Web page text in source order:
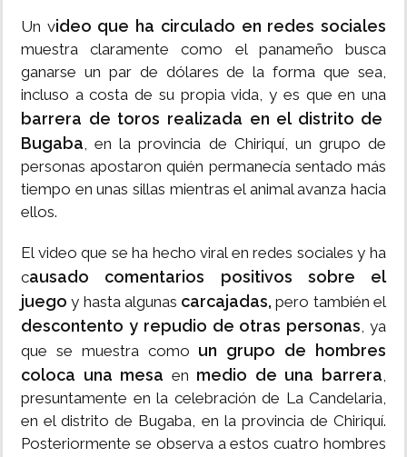
Un video que ha circulado en redes sociales
muestra claramente como el panameño busca
ganarse un par de dólares de la forma que sea,
incluso a costa de su propia vida, y es que en una
barrera de toros realizada en el distrito de
Bugaba, en la provincia de Chiriquí, un grupo de
personas apostaron quién permanecía sentado más
tiempo en unas sillas mientras el animal avanza hacia
ellos.
El video que se ha hecho viral en redes sociales y ha
causado comentarios positivos sobre el
juegoy hasta algunas carcajadas,pero también el
descontento y repudio de otras personas, ya
que se muestra como un grupo de hombres
coloca una mesa en medio de una barrera,
presuntamente en la celebración de La Candelaria,
en el distrito de Bugaba, en la provincia de Chiriquí.
Posteriormente se observa a estos cuatro hombres